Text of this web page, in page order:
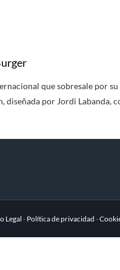
que sobresale por
diseñada por Jordi Labanda,
Legal- Política de privacidad -